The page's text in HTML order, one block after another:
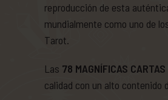
reproducción de esta
mundialmente como uno de
Tarot.
Las 78 MAGNÍFICAS CARTAS
calidad con un alto contenido